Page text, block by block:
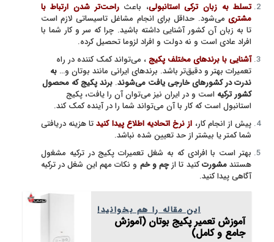
تسلط به زبان ترکی استانبولی، باعثراحت‌تر شدن ارتباط با
مشتریمی‌شود. حداقل برای انجام مشاغل تاسیساتی لازم است
تا به زبان آن کشور آشنایی داشته باشید. چرا که سر و کار شما با
افراد عادی است و نه دولت و افراد لزوما تحصیل کرده.
آشنایی با برند‌های مختلف پکیج، می‌تواند کمک کننده در راه
تعمیرات بهتر و دقیق‌تر باشد. برند‌های ایرانی مانند بوتان و… به
ندرت در کشور‌های خارجی یافت می‌شوند. برند پکیج که محصول
کشور ترکیه است و در ایران نیز می‌توان آن را یافت، پکیج
استانبول است که کار با آن می‌تواند شما را در آینده کمک کند.
پیش از انجام کار، از نرخ اتحادیه اطلاع پیدا کنیدتا هزینه دریافتی
شما کمتر یا بیشتر از حد تعیین شده نباشد.
بهتر است با افرادی که به شغل تعمیرات پکیج در ترکیه مشغول
هستندمشورتکنید تا ازچم و خم و نکات مهم این شغل در ترکیه
آگاهی پیدا کنید.
این مقاله را هم بخوانید!
آموزش تعمیر پکیج بوتان (آموزش
جامع و کامل)